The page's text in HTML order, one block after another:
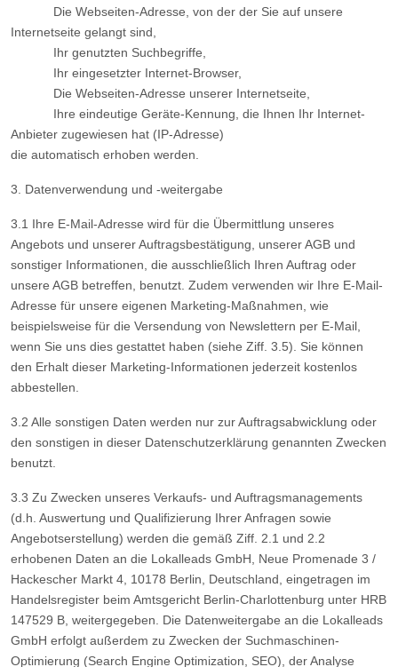
Die Webseiten-Adresse, von der der Sie auf unsere
Internetseite gelangt sind,
Ihr genutzten Suchbegriffe,
Ihr eingesetzter Internet-Browser,
Die Webseiten-Adresse unserer Internetseite,
Ihre eindeutige Geräte-Kennung, die Ihnen Ihr Internet-
Anbieter zugewiesen hat (IP-Adresse)
die automatisch erhoben werden.
3. Datenverwendung und -weitergabe
3.1 Ihre E-Mail-Adresse wird für die Übermittlung unseres
Angebots und unserer Auftragsbestätigung, unserer AGB und
sonstiger Informationen, die ausschließlich Ihren Auftrag oder
unsere AGB betreffen, benutzt. Zudem verwenden wir Ihre E-Mail-
Adresse für unsere eigenen Marketing-Maßnahmen, wie
beispielsweise für die Versendung von Newslettern per E-Mail,
wenn Sie uns dies gestattet haben (siehe Ziff. 3.5). Sie können
den Erhalt dieser Marketing-Informationen jederzeit kostenlos
abbestellen.
3.2 Alle sonstigen Daten werden nur zur Auftragsabwicklung oder
den sonstigen in dieser Datenschutzerklärung genannten Zwecken
benutzt.
3.3 Zu Zwecken unseres Verkaufs- und Auftragsmanagements
(d.h. Auswertung und Qualifizierung Ihrer Anfragen sowie
Angebotserstellung) werden die gemäß Ziff. 2.1 und 2.2
erhobenen Daten an die Lokalleads GmbH, Neue Promenade 3 /
Hackescher Markt 4, 10178 Berlin, Deutschland, eingetragen im
Handelsregister beim Amtsgericht Berlin-Charlottenburg unter HRB
147529 B, weitergegeben. Die Datenweitergabe an die Lokalleads
GmbH erfolgt außerdem zu Zwecken der Suchmaschinen-
Optimierung (Search Engine Optimization, SEO), der Analyse